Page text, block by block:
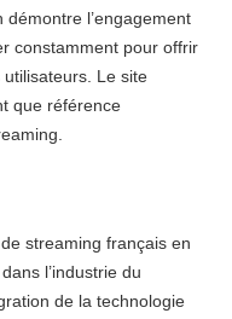
l’engagement
constamment pour offrir
Le site
que référence
streaming français en
l’industrie du
de la technologie